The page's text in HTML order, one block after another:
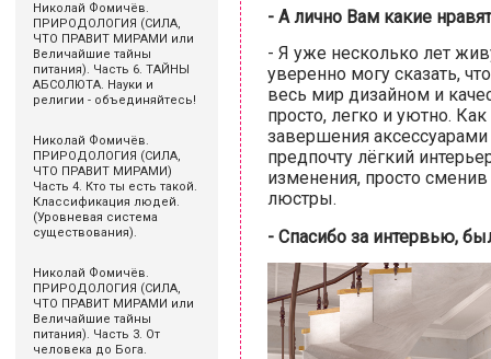
Николай Фомичёв.
ПРИРОДОЛОГИЯ (СИЛА,
ЧТО ПРАВИТ МИРАМИ или
Величайшие тайны
питания). Часть 6. ТАЙНЫ
АБСОЛЮТА. Науки и
религии - объединяйтесь!
Николай Фомичёв.
ПРИРОДОЛОГИЯ (СИЛА,
ЧТО ПРАВИТ МИРАМИ)
Часть 4. Кто ты есть такой.
Классификация людей.
(Уровневая система
существования).
Николай Фомичёв.
ПРИРОДОЛОГИЯ (СИЛА,
ЧТО ПРАВИТ МИРАМИ или
Величайшие тайны
питания). Часть 3. От
человека до Бога.
- А лично Вам какие
- Я уже несколько лет
уверенно могу сказать,
весь мир дизайном и
просто, легко и уютно.
завершения
предпочту лёгкий
изменения, просто
люстры.
- Спасибо за интервью,